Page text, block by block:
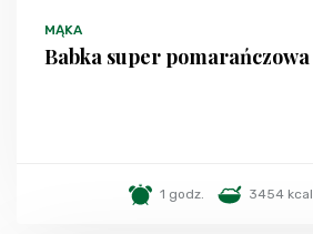
MĄKA
Babka super pomarańczowa
1 godz. 3454 kcal